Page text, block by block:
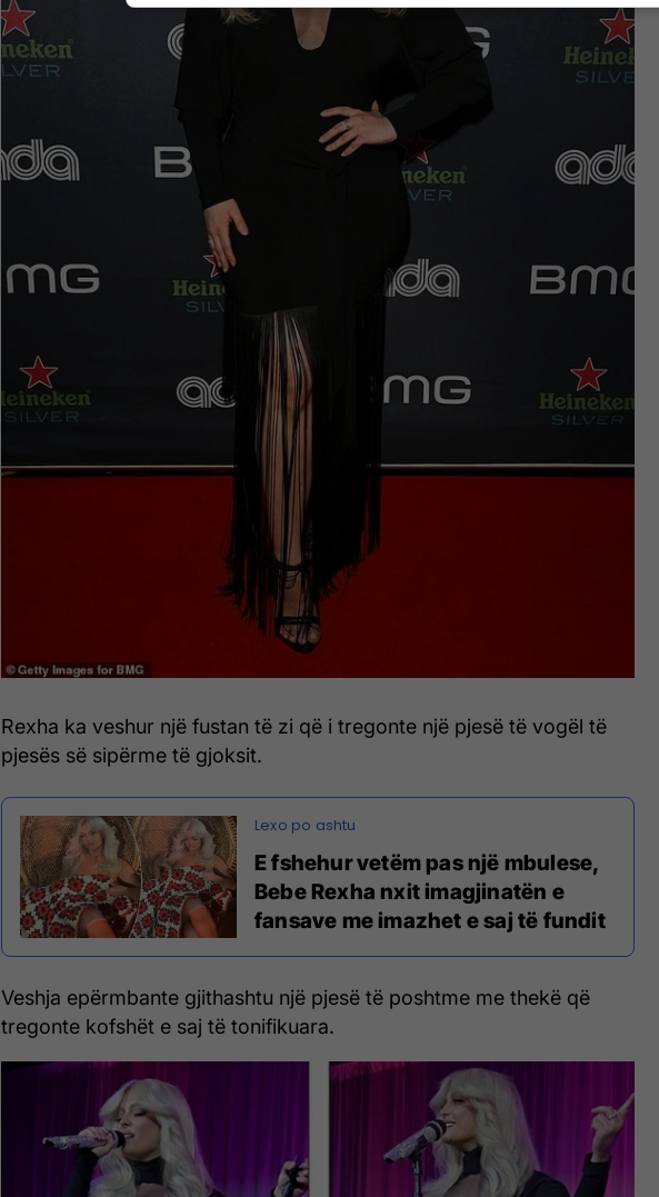
Rexha ka veshur një fustan të zi që i tregonte një pjesë të vogël të
pjesës së sipërme të gjoksit.
E fshehur vetëm pas një mbulese,
Bebe Rexha nxit imagjinatën e
fansave me imazhet e saj të fundit
Veshja epërmbante gjithashtu një pjesë të poshtme me thekë që
tregonte kofshët e saj të tonifikuara.